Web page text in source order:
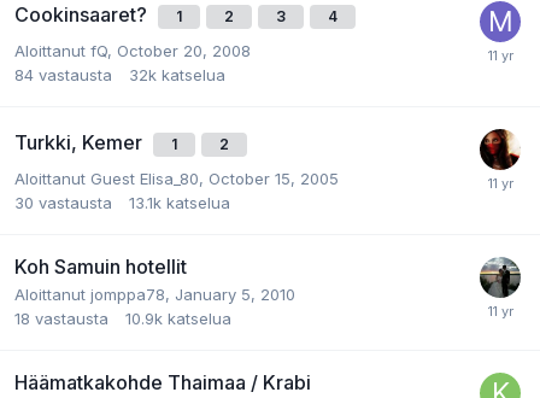
Cookinsaaret? 1 2 3 4
Aloittanut fQ, October 20, 2008
84 vastausta 32k katselua
Turkki, Kemer 1 2
Aloittanut Guest Elisa_80, October 15, 2005
30 vastausta 13.1k katselua
Koh Samuin hotellit
Aloittanut jomppa78, January 5, 2010
18 vastausta 10.9k katselua
Häämatkakohde Thaimaa / Krabi